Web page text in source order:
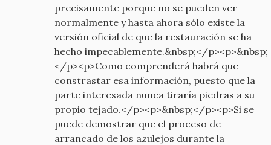
precisamente porque no se pueden ver
normalmente y hasta ahora sólo existe la
versión oficial de que la restauración se ha
hecho impecablemente.&nbsp;</p><p>&nbsp;
</p><p>Como comprenderá habrá que
constrastar esa información, puesto que la
parte interesada nunca tiraría piedras a su
propio tejado.</p><p>&nbsp;</p><p>Si se
puede demostrar que el proceso de
arrancado de los azulejos durante la